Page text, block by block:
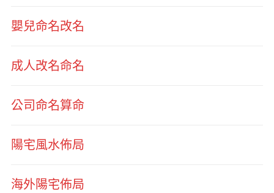
嬰兒命名改名
成人改名命名
公司命名算命
陽宅風水佈局
海外陽宅佈局